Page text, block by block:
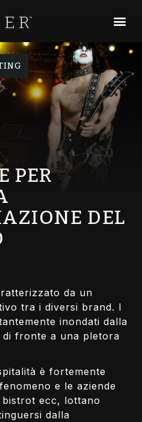
PER
DEL
da un
tra i diversi brand. I
inondati dalla
fronte a una pletora
è fortemente
e le aziende
ecc, lottano
dalla